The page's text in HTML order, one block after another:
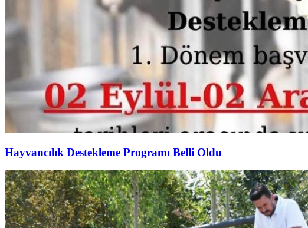
Hayvancılık Destekleme Programı Belli Oldu